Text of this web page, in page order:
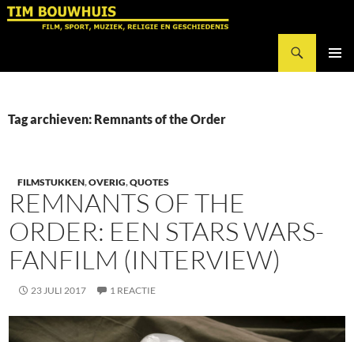
Ga
Tag archieven: Remnants of the Order
FILMSTUKKEN,OVERIG,QUOTES
REMNANTS OF THE
ORDER: EEN STARS WARS-
FANFILM (INTERVIEW)
23 JULI 2017 1 REACTIE